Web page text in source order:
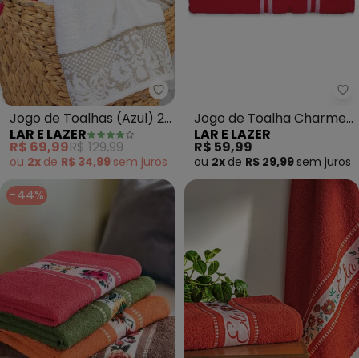
Lar e Lazer - Jogo de Toalhas
Jogo de Toalhas (Azul) 2
Peças
LAR E LAZER
R$ 69,99R$ 129,99
ou 2x de R$ 34,99 sem juros
Jogo de Toalha Charme
(Vermelha) 2 Peças
LAR E LAZER
R$ 59,99
ou 2x de R$ 29,99 sem juros
-44%